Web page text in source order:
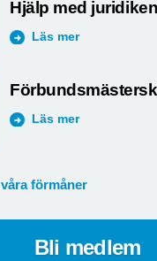
Hjälp med juridiken
Läs mer
Läs mer
förmåner
Bli medlem